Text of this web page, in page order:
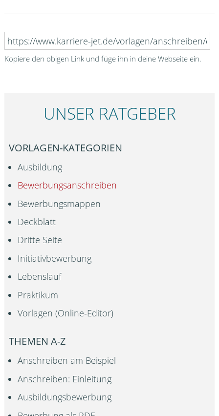
Kopiere den obigen Link und füge ihn in deine Webseite ein.
UNSER RATGEBER
VORLAGEN-KATEGORIEN
Ausbildung
Bewerbungsanschreiben
Bewerbungsmappen
Deckblatt
Dritte Seite
Initiativbewerbung
Lebenslauf
Praktikum
Vorlagen (Online-Editor)
THEMEN A-Z
Anschreiben am Beispiel
Anschreiben: Einleitung
Ausbildungsbewerbung